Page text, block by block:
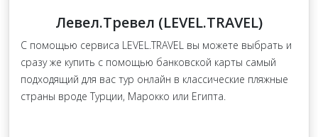
Левел.Тревел (LEVEL.TRAVEL)
С помощью сервиса LEVEL.TRAVEL вы можете выбрать и
сразу же купить с помощью банковской карты самый
подходящий для вас тур онлайн в классические пляжные
страны вроде Турции, Марокко или Египта.